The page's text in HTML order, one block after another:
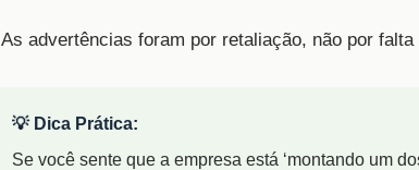
As advertências foram por retaliação, não por falta
💡 Dica Prática:
Se você sente que a empresa está ‘montando um